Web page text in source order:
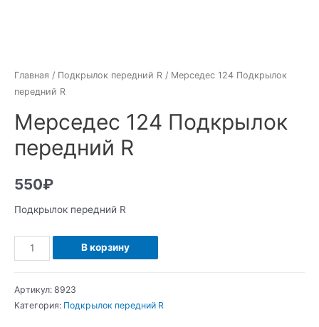
Главная / Подкрылок передний R / Мерседес 124 Подкрылок
передний R
Мерседес 124 Подкрылок
передний R
550₽
Подкрылок передний R
Количество
Мерседес
Подкрылок
В корзину
Артикул: 8923
Категория: Подкрылок передний R